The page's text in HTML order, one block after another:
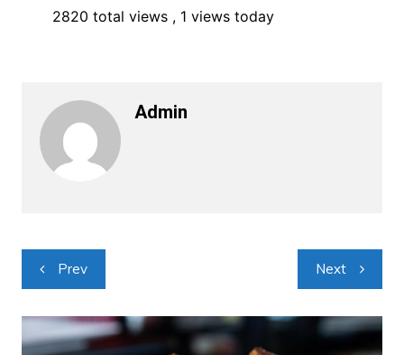
2820 total views , 1 views today
Admin
Navigacija
objava
Prev Next